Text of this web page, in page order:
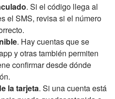
. Si el código llega al
el SMS, revisa si el número
. Hay cuentas que se
y otras también permiten
confirmar desde dónde
la tarjeta. Si una cuenta está